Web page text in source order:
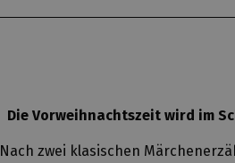
Die Vorweihnachtszeit wird im
Nach zwei klasischen